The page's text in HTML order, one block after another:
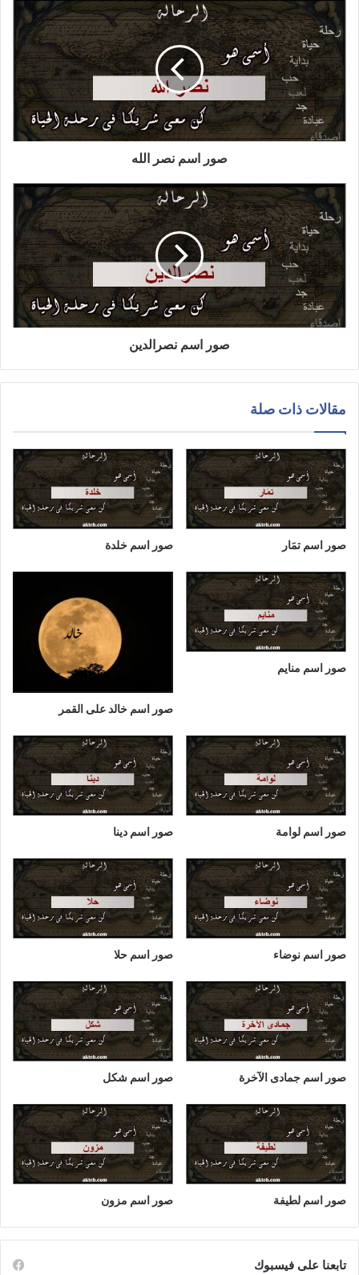
صور اسم نصر الله
صور اسم نصرالدين
مقالات ذات صلة
صور اسم تمَار صور اسم خلدة
صور اسم منايم
صور اسم خالد على القمر
صور اسم لوامة صور اسم دينا
صور اسم نوضاء صور اسم حلا
صور اسم جمادى الآخرة صور اسم شكل
صور اسم لطيفة صور اسم مزون
تابعنا على فيسبوك